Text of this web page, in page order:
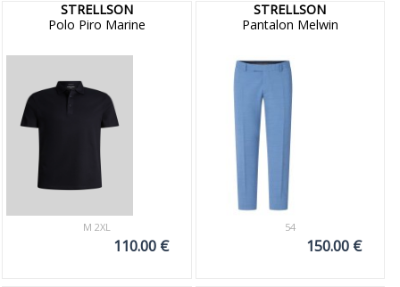
STRELLSON
Polo Piro Marine
M 2XL
110.00 €
STRELLSON
Pantalon Melwin
54
150.00 €